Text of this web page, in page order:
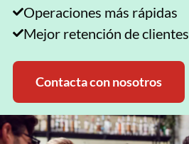
Operaciones más rápidas
Mejor retención de clientes
Contacta con nosotros